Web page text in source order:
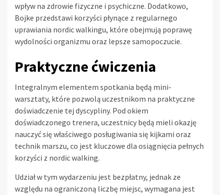
wpływ na zdrowie fizyczne i psychiczne. Dodatkowo,
Bojke przedstawi korzyści płynące z regularnego
uprawiania nordic walkingu, które obejmują poprawę
wydolności organizmu oraz lepsze samopoczucie.
Praktyczne ćwiczenia
Integralnym elementem spotkania będą mini-
warsztaty, które pozwolą uczestnikom na praktyczne
doświadczenie tej dyscypliny. Pod okiem
doświadczonego trenera, uczestnicy będą mieli okazję
nauczyć się właściwego posługiwania się kijkami oraz
technik marszu, co jest kluczowe dla osiągnięcia pełnych
korzyści z nordic walking.
Udział w tym wydarzeniu jest bezpłatny, jednak ze
względu na ograniczoną liczbę miejsc, wymagana jest